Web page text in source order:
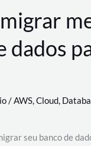
dados
/AWS,Cloud,
seu banco de